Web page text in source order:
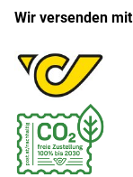
Wir versenden mit